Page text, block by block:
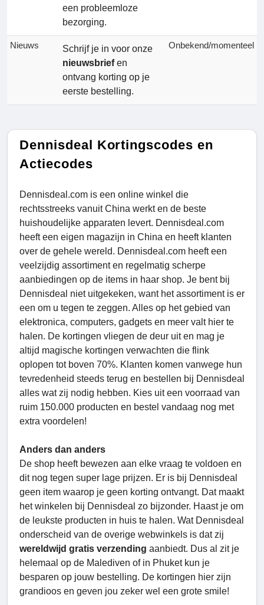
een probleemloze
bezorging.
Nieuws
Schrijf je in voor onze
nieuwsbriefen
ontvang korting op je
eerste bestelling.
Onbekend/momenteel
Dennisdeal Kortingscodes en
Actiecodes
Dennisdeal.com is een online winkel die
rechtsstreeks vanuit China werkt en de beste
huishoudelijke apparaten levert. Dennisdeal.com
heeft een eigen magazijn in China en heeft klanten
over de gehele wereld. Dennisdeal.com heeft een
veelzijdig assortiment en regelmatig scherpe
aanbiedingen op de items in haar shop. Je bent bij
Dennisdeal niet uitgekeken, want het assortiment is er
een om u tegen te zeggen. Alles op het gebied van
elektronica, computers, gadgets en meer valt hier te
halen. De kortingen vliegen de deur uit en mag je
altijd magische kortingen verwachten die flink
oplopen tot boven 70%. Klanten komen vanwege hun
tevredenheid steeds terug en bestellen bij Dennisdeal
alles wat zij nodig hebben. Kies uit een voorraad van
ruim 150.000 producten en bestel vandaag nog met
extra voordelen!
Anders dan anders
De shop heeft bewezen aan elke vraag te voldoen en
dit nog tegen super lage prijzen. Er is bij Dennisdeal
geen item waarop je geen korting ontvangt. Dat maakt
het winkelen bij Dennisdeal zo bijzonder. Haast je om
de leukste producten in huis te halen. Wat Dennisdeal
onderscheid van de overige webwinkels is dat zij
wereldwijd gratis verzending aanbiedt. Dus al zit je
helemaal op de Malediven of in Phuket kun je
besparen op jouw bestelling. De kortingen hier zijn
grandioos en geven jou zeker wel een grote smile!